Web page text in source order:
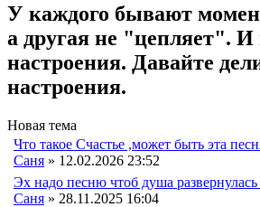
У каждого бывают
а другая не "цепляет".
настроения. Давайте
настроения.
Новая тема
Что такое Счастье ,может быть эта
Саня » 12.02.2026 23:52
Эх надо песню чтоб душа развернулась
Саня » 28.11.2025 16:04